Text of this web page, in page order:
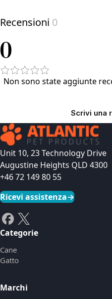
Recensioni 0
0
Non sono state aggiunte
Scrivi una
Unit 10, 23 Technology Drive
Augustine Heights QLD 4300
+46 72 149 80 55
Ricevi assistenza→
Categorie
Cane
Gatto
Marchi